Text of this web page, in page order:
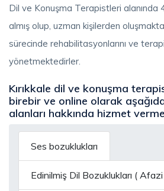
Dil ve Konuşma Terapistleri alanında
almış olup, uzman kişilerden
sürecinde rehabilitasyonlarını ve
yönetmektedirler.
Kırıkkale dil ve konuşma
birebir ve online olarak
alanları hakkında hizmet
Ses bozuklukları
Edinilmiş Dil Bozuklukları (